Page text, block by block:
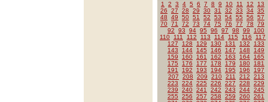
1 2 3 4 5 6 7 8 9 10 11 12
13
26
27 28 29 30 31 32 33 34 35
48
49 50 51 52 53 54 55 56
57
70 71 72 73 74 75 76 77 78
79
92
93 94 95 96 97 98 99
100
110
111 112 113 114 115 116
117
127
128 129 130 131 132
133
143
144 145 146 147 148
149
159
160 161 162 163 164
165
175
176 177 178 179 180
181
191
192 193 194 195 196
197
207
208 209 210 211 212
213
223
224 225 226 227 228
229
239
240 241 242 243 244 245
255
256 257 258 259 260 261